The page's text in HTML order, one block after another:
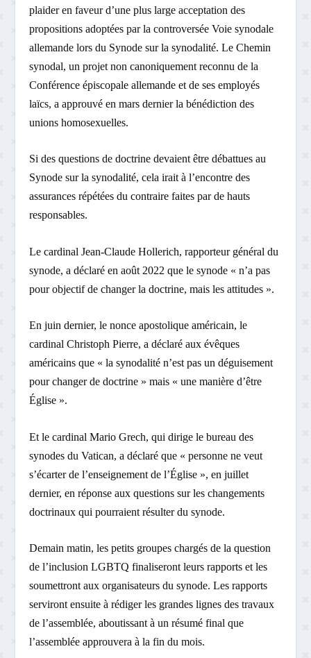
plaider en faveur d’une plus large acceptation des
propositions adoptées par la controversée Voie synodale
allemande lors du Synode sur la synodalité. Le Chemin
synodal, un projet non canoniquement reconnu de la
Conférence épiscopale allemande et de ses employés
laïcs, a approuvé en mars dernier la bénédiction des
unions homosexuelles.
Si des questions de doctrine devaient être débattues au
Synode sur la synodalité, cela irait à l’encontre des
assurances répétées du contraire faites par de hauts
responsables.
Le cardinal Jean-Claude Hollerich, rapporteur général du
synode, a déclaré en août 2022 que le synode « n’a pas
pour objectif de changer la doctrine, mais les attitudes ».
En juin dernier, le nonce apostolique américain, le
cardinal Christoph Pierre, a déclaré aux évêques
américains que « la synodalité n’est pas un déguisement
pour changer de doctrine » mais « une manière d’être
Église ».
Et le cardinal Mario Grech, qui dirige le bureau des
synodes du Vatican, a déclaré que « personne ne veut
s’écarter de l’enseignement de l’Église », en juillet
dernier, en réponse aux questions sur les changements
doctrinaux qui pourraient résulter du synode.
Demain matin, les petits groupes chargés de la question
de l’inclusion LGBTQ finaliseront leurs rapports et les
soumettront aux organisateurs du synode. Les rapports
serviront ensuite à rédiger les grandes lignes des travaux
de l’assemblée, aboutissant à un résumé final que
l’assemblée approuvera à la fin du mois.